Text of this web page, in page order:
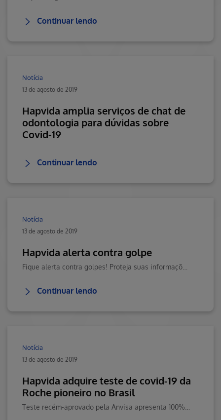
Continuar lendo
Notícia
13 de agosto de 2019
Hapvida amplia serviços de chat de
odontologia para dúvidas sobre
Covid-19
Continuar lendo
Notícia
13 de agosto de 2019
Hapvida alerta contra golpe
Continuar lendo
Notícia
13 de agosto de 2019
Hapvida adquire teste de covid-19 da
Roche pioneiro no Brasil